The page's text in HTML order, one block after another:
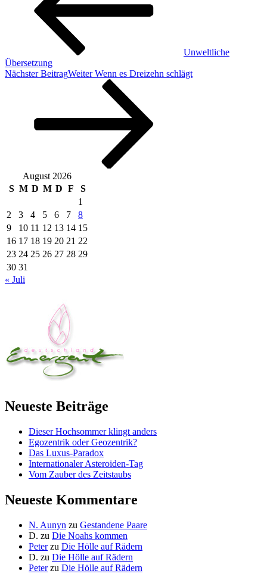
Unweltliche
Übersetzung
Nächster BeitragWeiter Wenn es Dreizehn schlägt
August 2026
S M D M D F
S
1
2
3 4 5 6 7
8
9
10 11 12 13 14 15
16 17 18 19 20 21 22
23 24 25 26 27 28 29
30 31
« Juli
Neueste Beiträge
Dieser Hochsommer klingt anders
Egozentrik oder Geozentrik?
Das Luxus-Paradox
Internationaler Asteroiden-Tag
Vom Zauber des Zeitstaubs
Neueste Kommentare
N. Aunyn zu Gestandene Paare
D. zu Die Noahs kommen
Peterzu Die Hölle auf Rädern
D. zu Die Hölle auf Rädern
Peterzu Die Hölle auf Rädern